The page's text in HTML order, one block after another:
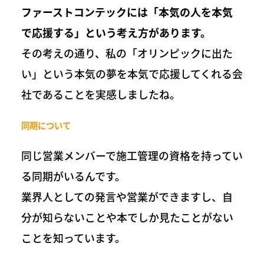
ファーストコンテックには「本気の人を本気
で応援する」という考え方があります。
その考えの通り、私の「オリンピックに出た
い」という本気の夢を本気で応援してくれる会
社であることを実感しましたね。
同期について
同じ営業メンバーで施工管理の資格を持ってい
る同期がいるんです。
業界人としての発言や営業ができますし、自
分が知らないことや本でしか見たことがない
ことを知っています。